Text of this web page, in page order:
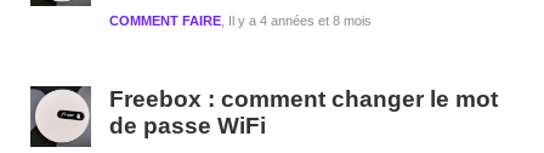
Il y a 4 années et 8 mois
COMMENT FAIRE
Freebox : comment changer le mot
de passe WiFi